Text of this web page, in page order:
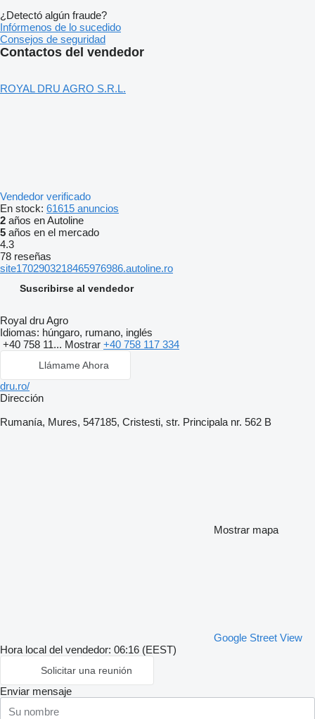
¿Detectó algún fraude?
Infórmenos de lo sucedido
Consejos de seguridad
Contactos del vendedor
ROYAL DRU AGRO S.R.L.
Vendedor verificado
En stock: 61615 anuncios
2 años en Autoline
5 años en el mercado
4.3
78 reseñas
site1702903218465976986.autoline.ro
Suscribirse al vendedor
Royal dru Agro
Idiomas: húngaro, rumano, inglés
+40 758 11... Mostrar +40 758 117 334
Llámame Ahora
dru.ro/
Dirección
Rumanía, Mures, 547185, Cristesti, str. Principala nr. 562 B
Mostrar mapa
Google Street View
Hora local del vendedor: 06:16 (EEST)
Solicitar una reunión
Enviar mensaje